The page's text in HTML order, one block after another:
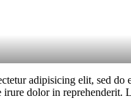
adipisicing elit, sed
irure dolor in